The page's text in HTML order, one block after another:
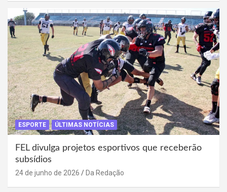
ESPORTE ÚLTIMAS NOTÍCIAS
FEL divulga projetos esportivos que receberão
subsídios
24 de junho de 2026 Da Redação